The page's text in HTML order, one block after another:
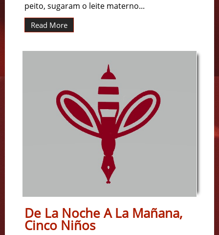
peito, sugaram o leite materno...
Read More
De La Noche A La Mañana,
Cinco Niños